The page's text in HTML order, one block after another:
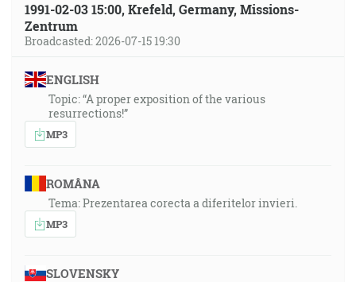
1991-02-03 15:00, Krefeld, Germany, Missions-
Zentrum
Broadcasted: 2026-07-15 19:30
ENGLISH
Topic: “A proper exposition of the various
resurrections!”
MP3
ROMÂNA
Tema: Prezentarea corecta a diferitelor invieri.
MP3
SLOVENSKY